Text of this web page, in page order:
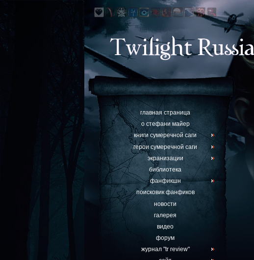
главная страница
о стефани майер
книги сумеречной саги
герои сумеречной саги
экранизации
библиотека
фанфикшн
поисковик фанфиков
новости
галерея
видео
форум
журнал "tr review"